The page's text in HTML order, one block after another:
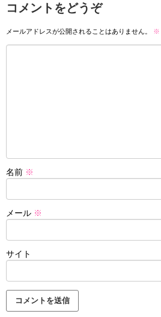
コメントをどうぞ
メールアドレスが公開されることはありません。 ※
名前 ※
メール ※
サイト